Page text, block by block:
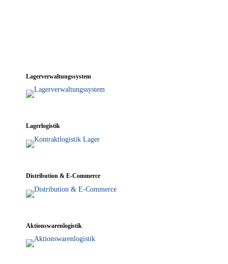
Lager­ver­wal­tungs­sys­tem
Lager­lo­gis­tik
Dis­tri­bu­ti­on & E‑Commerce
Akti­ons­wa­ren­lo­gis­tik